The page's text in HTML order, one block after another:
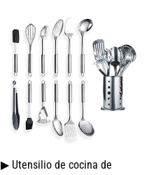
▶ Utensilio de cocina de